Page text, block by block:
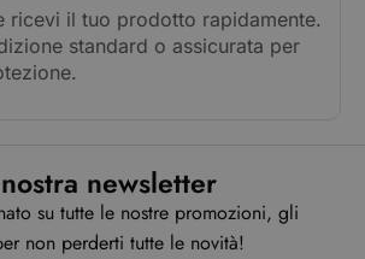
ricevi il tuo prodotto rapidamente.
standard o assicurata per
newsletter
su tutte le nostre promozioni, gli
non perderti tutte le novità!